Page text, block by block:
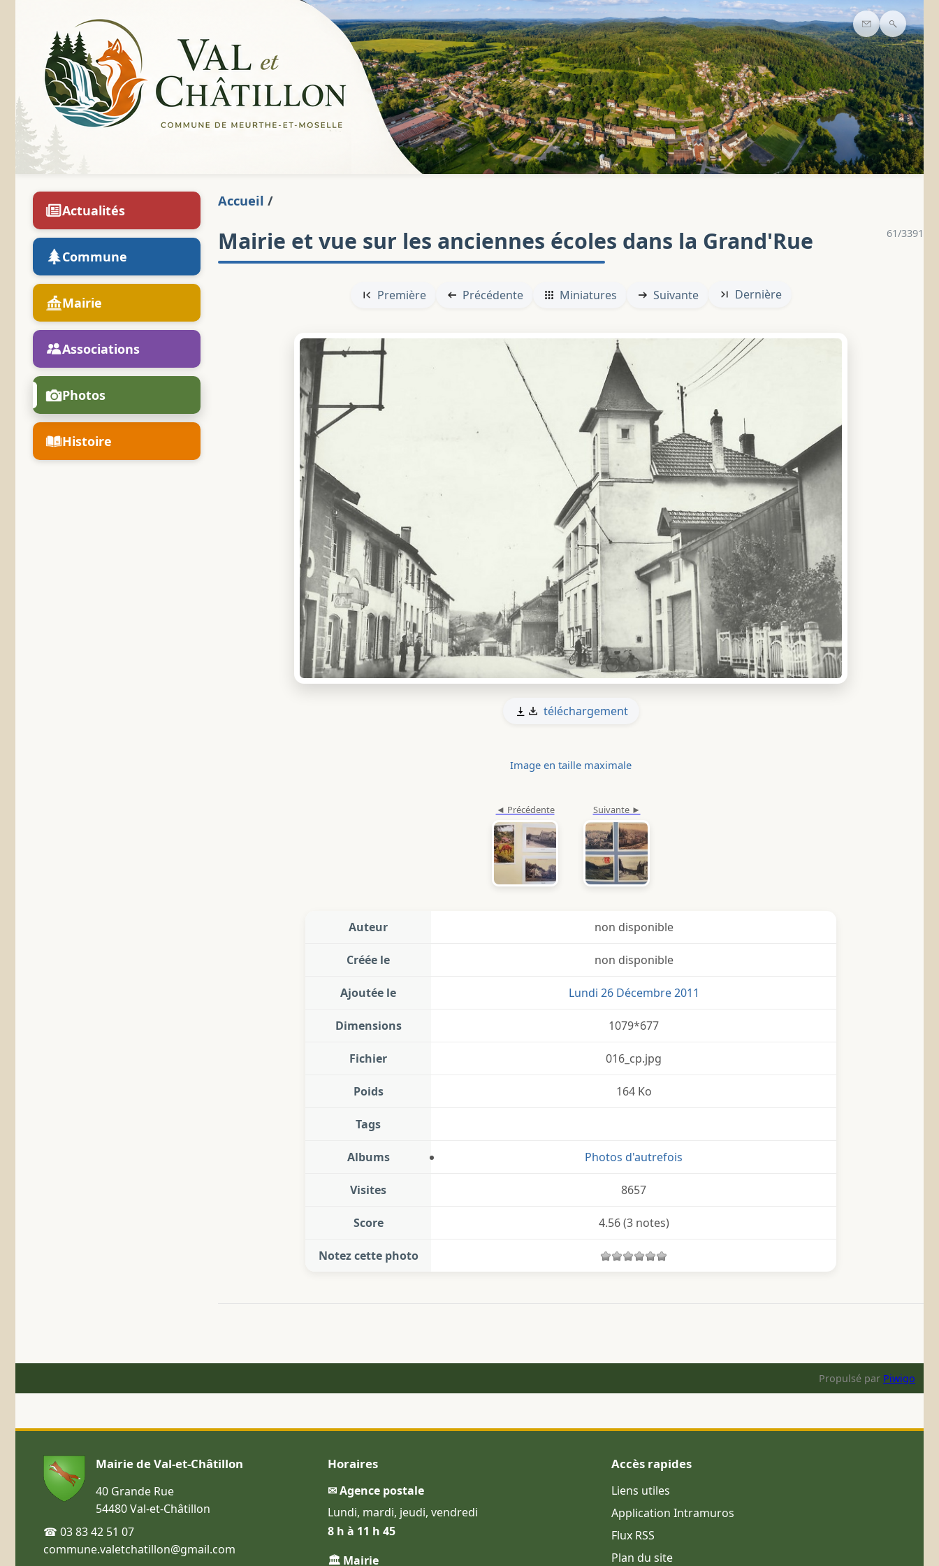
Contact
Actualités
Commune
Mairie
Associations
Photos
Histoire
Accueil /
61/3391
Mairie et vue sur les anciennes écoles dans la Grand'Rue
Première Précédente Miniatures Suivante Dernière
téléchargement
Image en taille maximale
Auteur non disponible
Créée le non disponible
Ajoutée le Lundi 26 Décembre 2011
Dimensions 1079*677
Fichier 016_cp.jpg
Poids 164 Ko
Tags
Albums Photos d'autrefois
Visites 8657
Score 4.56 (3 notes)
Notez cette photo
Propulsé par Piwigo
Mairie de Val-et-Châtillon
40 Grande Rue
54480 Val-et-Châtillon
☎ 03 83 42 51 07
commune.valetchatillon@gmail.com
Horaires
✉ Agence postale
Lundi, mardi, jeudi, vendredi
8 h à 11 h 45
🏛 Mairie
Accès rapides
Liens utiles
Application Intramuros
Flux RSS
Plan du site